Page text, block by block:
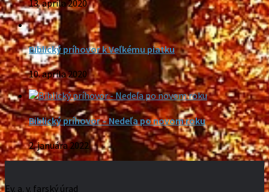
13. apríla 2020
Biblický príhovor k Veľkému piatku
10. apríla 2020
Biblický príhovor – Nedeľa po novom roku
2. januára 2022
Ev. a. v. farský úrad